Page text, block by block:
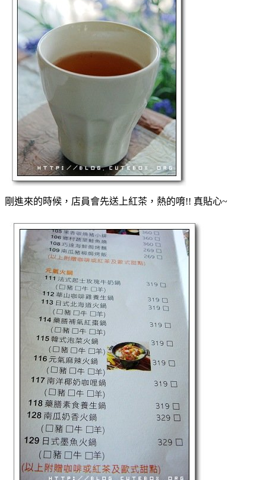
剛進來的時候，店員會先送上紅茶，熱的唷!! 真貼心~